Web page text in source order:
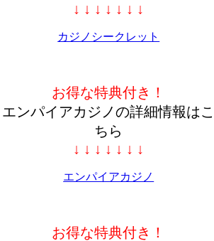
↓ ↓ ↓ ↓ ↓ ↓ ↓
カジノシークレット
お得な特典付き！
エンパイアカジノの詳細情報はこ
ちら
↓ ↓ ↓ ↓ ↓ ↓ ↓
エンパイアカジノ
お得な特典付き！